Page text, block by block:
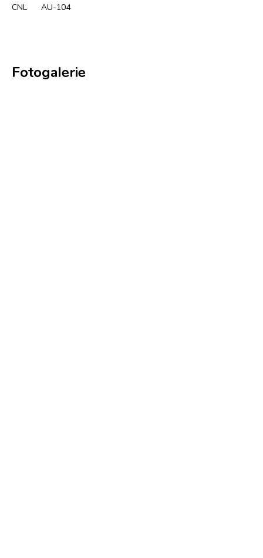
CNL AU-104
Fotogalerie